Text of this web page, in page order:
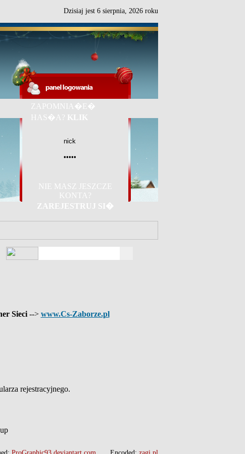
Dzisiaj jest 6 sierpnia, 2026 roku
ZAPOMNIA�E�
HAS�A? KLIK
NIE MASZ JESZCZE
KONTA?
ZAREJESTRUJ SI�
Sieci --> www.Cs-Zaborze.pl
rejestracyjnego.